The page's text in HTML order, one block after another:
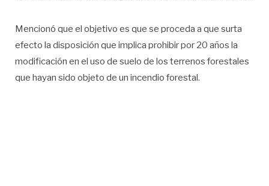
Mencionó que el objetivo es que se proceda a que surta
efecto la disposición que implica prohibir por 20 años la
modificación en el uso de suelo de los terrenos forestales
que hayan sido objeto de un incendio forestal.